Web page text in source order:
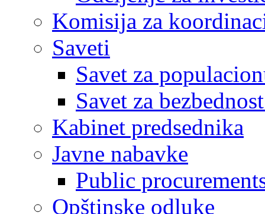
Komisija za
Saveti
Savet za
Savet za
Kabinet predsednika
Javne nabavke
Public
Opštinske odluke